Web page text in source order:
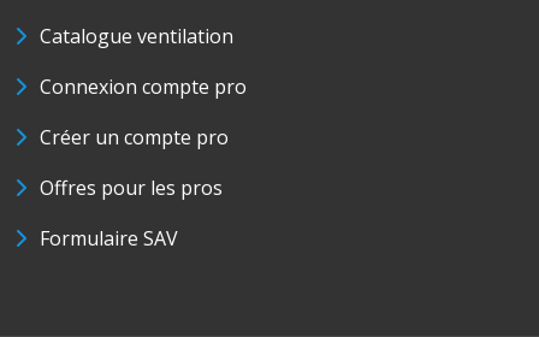
Catalogue ventilation
Connexion compte pro
Créer un compte pro
Offres pour les pros
Formulaire SAV